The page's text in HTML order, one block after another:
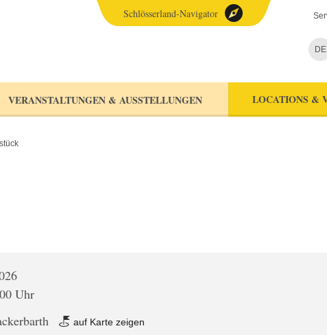
DE
VERANSTALTUNGEN & AUSSTELLUNGEN LOCATIONS &
Schlösserland-Navigator
Uhr
auf Karte zeigen